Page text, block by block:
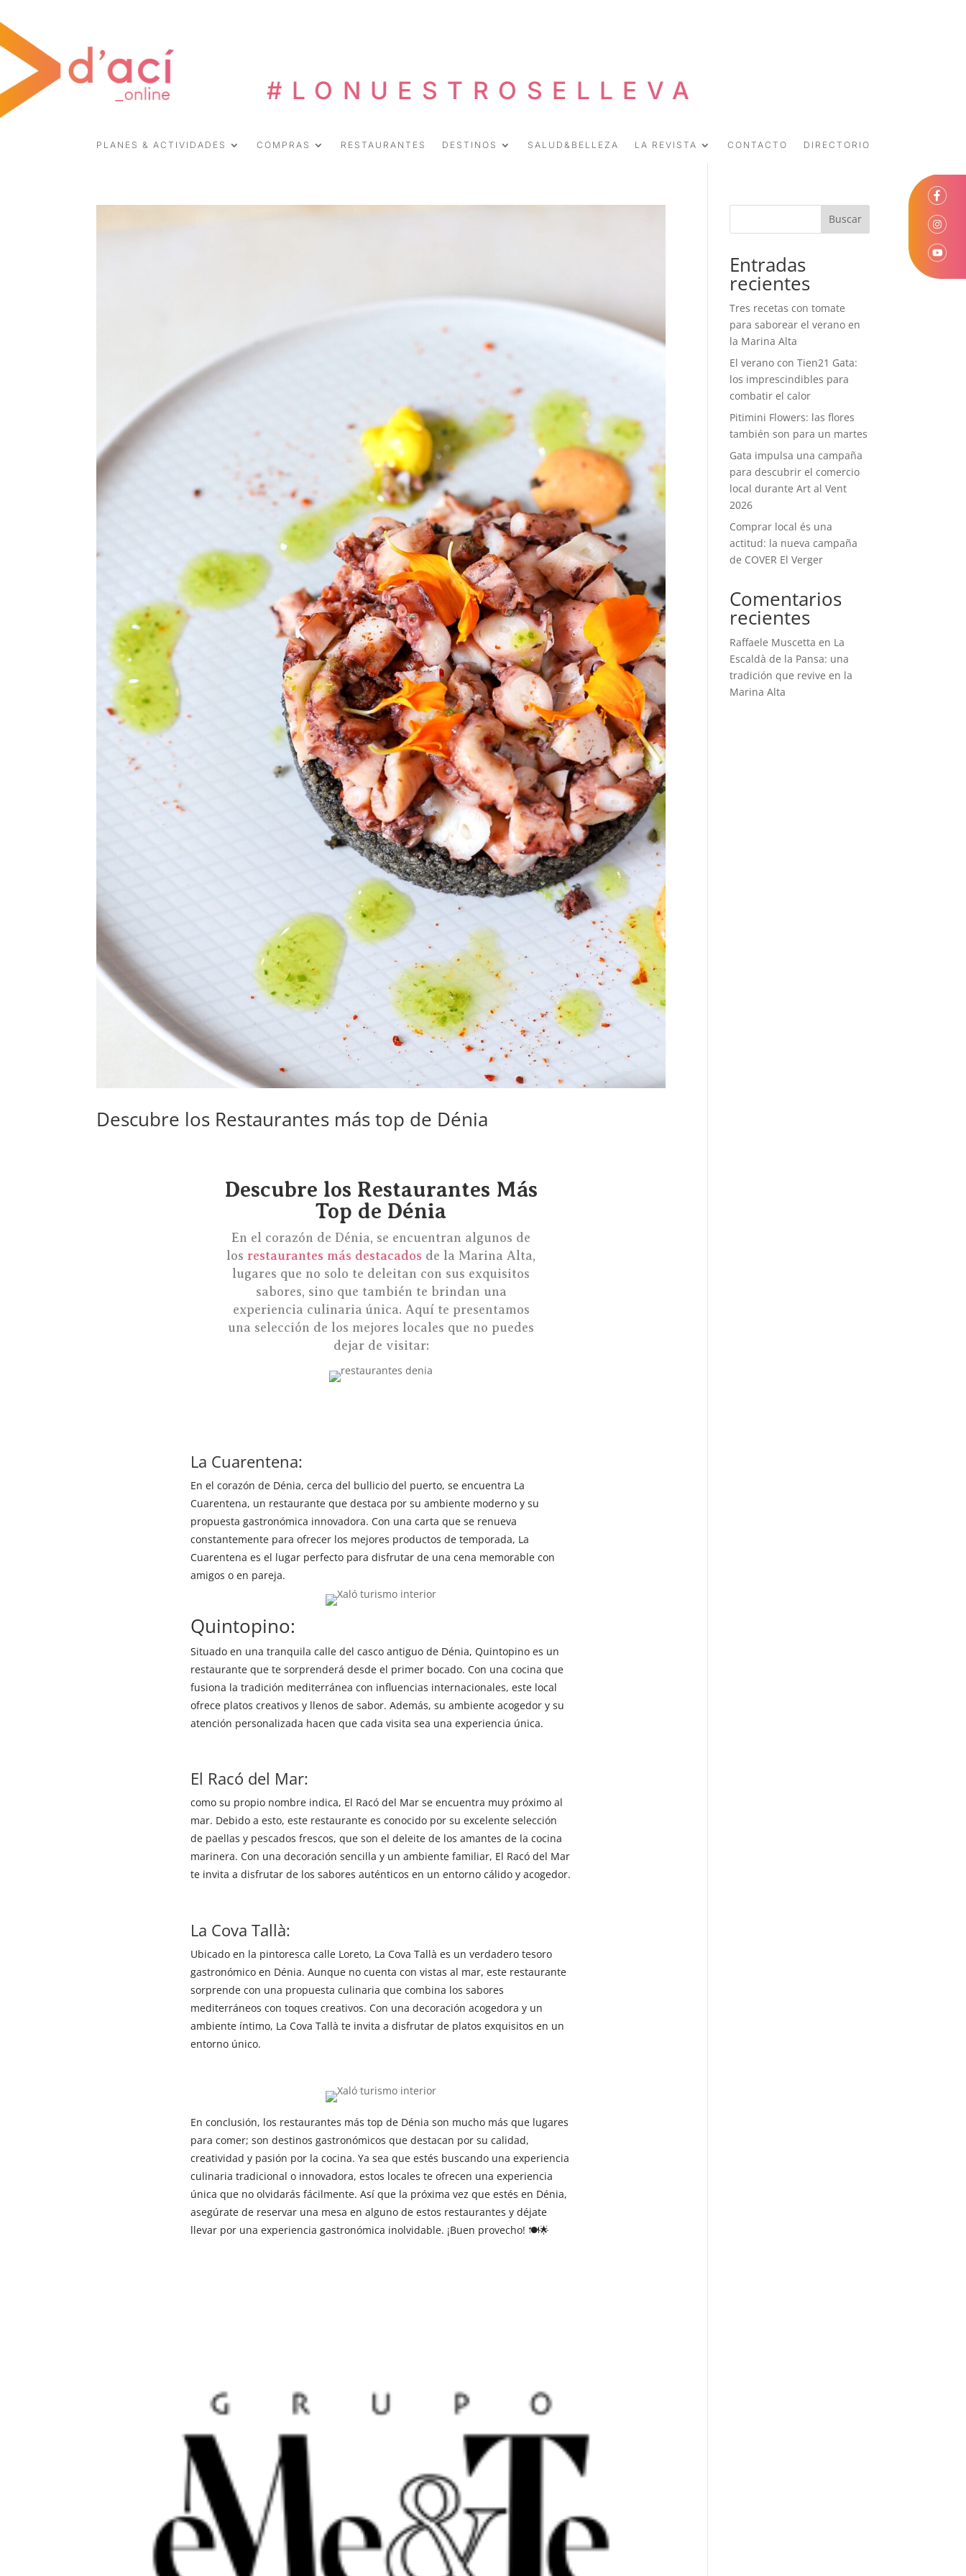
PLANES & ACTIVIDADES COMPRAS RESTAURANTES DESTINOS SALUD&BELLEZA LA REVISTA CONTACTO DIRECTORIO
#LONUESTROSELLEVA
Descubre los Restaurantes más top de Dénia
Descubre los Restaurantes Más
Top de Dénia
En el corazón de Dénia, se encuentran algunos de
los restaurantes más destacados de la Marina Alta,
lugares que no solo te deleitan con sus exquisitos
sabores, sino que también te brindan una
experiencia culinaria única. Aquí te presentamos
una selección de los mejores locales que no puedes
dejar de visitar:
La Cuarentena:
En el corazón de Dénia, cerca del bullicio del puerto, se encuentra La
Cuarentena, un restaurante que destaca por su ambiente moderno y su
propuesta gastronómica innovadora. Con una carta que se renueva
constantemente para ofrecer los mejores productos de temporada, La
Cuarentena es el lugar perfecto para disfrutar de una cena memorable con
amigos o en pareja.
Quintopino:
Situado en una tranquila calle del casco antiguo de Dénia, Quintopino es un
restaurante que te sorprenderá desde el primer bocado. Con una cocina que
fusiona la tradición mediterránea con influencias internacionales, este local
ofrece platos creativos y llenos de sabor. Además, su ambiente acogedor y su
atención personalizada hacen que cada visita sea una experiencia única.
El Racó del Mar:
como su propio nombre indica, El Racó del Mar se encuentra muy próximo al
mar. Debido a esto, este restaurante es conocido por su excelente selección
de paellas y pescados frescos, que son el deleite de los amantes de la cocina
marinera. Con una decoración sencilla y un ambiente familiar, El Racó del Mar
te invita a disfrutar de los sabores auténticos en un entorno cálido y acogedor.
La Cova Tallà:
Ubicado en la pintoresca calle Loreto, La Cova Tallà es un verdadero tesoro
gastronómico en Dénia. Aunque no cuenta con vistas al mar, este restaurante
sorprende con una propuesta culinaria que combina los sabores
mediterráneos con toques creativos. Con una decoración acogedora y un
ambiente íntimo, La Cova Tallà te invita a disfrutar de platos exquisitos en un
entorno único.
En conclusión, los restaurantes más top de Dénia son mucho más que lugares
para comer; son destinos gastronómicos que destacan por su calidad,
creatividad y pasión por la cocina. Ya sea que estés buscando una experiencia
culinaria tradicional o innovadora, estos locales te ofrecen una experiencia
única que no olvidarás fácilmente. Así que la próxima vez que estés en Dénia,
asegúrate de reservar una mesa en alguno de estos restaurantes y déjate
llevar por una experiencia gastronómica inolvidable. ¡Buen provecho! 🍽️🌟
Buscar
Entradas
recientes
Tres recetas con tomate
para saborear el verano en
la Marina Alta
El verano con Tien21 Gata:
los imprescindibles para
combatir el calor
Pitimini Flowers: las flores
también son para un martes
Gata impulsa una campaña
para descubrir el comercio
local durante Art al Vent
2026
Comprar local és una
actitud: la nueva campaña
de COVER El Verger
Comentarios
recientes
Raffaele Muscetta en La
Escaldà de la Pansa: una
tradición que revive en la
Marina Alta